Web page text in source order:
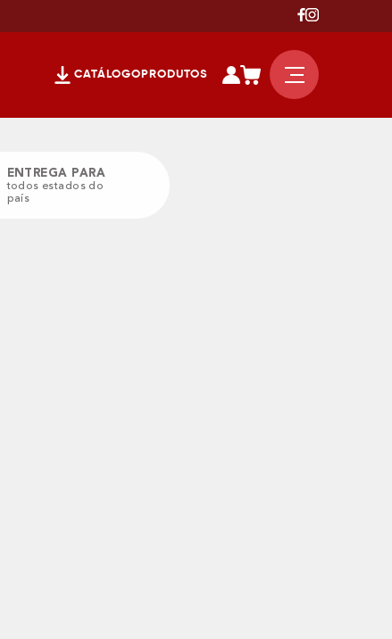
CATÁLOGO PRODUTOS
ENTREGA PARA
todos estados do
país